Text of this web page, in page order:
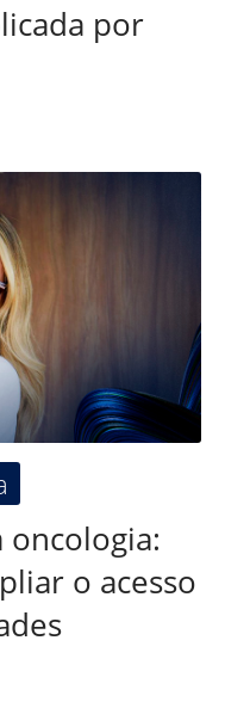
por
oncologia:
o acesso